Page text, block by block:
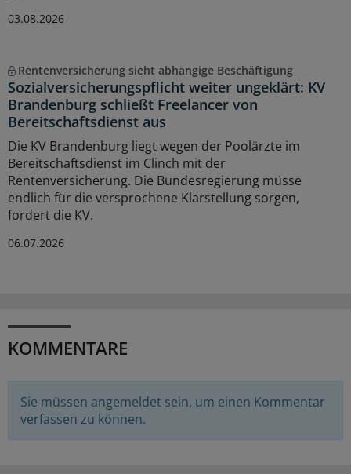
03.08.2026
Rentenversicherung sieht abhängige Beschäftigung
Sozialversicherungspflicht weiter ungeklärt: KV
Brandenburg schließt Freelancer von
Bereitschaftsdienst aus
Die KV Brandenburg liegt wegen der Poolärzte im
Bereitschaftsdienst im Clinch mit der
Rentenversicherung. Die Bundesregierung müsse
endlich für die versprochene Klarstellung sorgen,
fordert die KV.
06.07.2026
KOMMENTARE
Sie müssen angemeldet sein, um einen Kommentar
verfassen zu können.